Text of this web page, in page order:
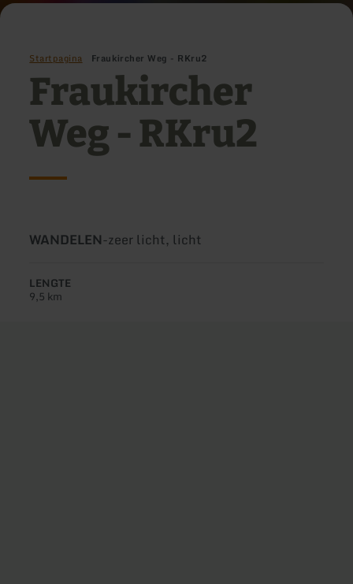
Startpagina Fraukircher Weg - RKru2
Fraukircher
Weg - RKru2
Soort
WANDELEN-Moeilijkheidsgraad:
zeer licht, licht
LENGTE
9,5 km